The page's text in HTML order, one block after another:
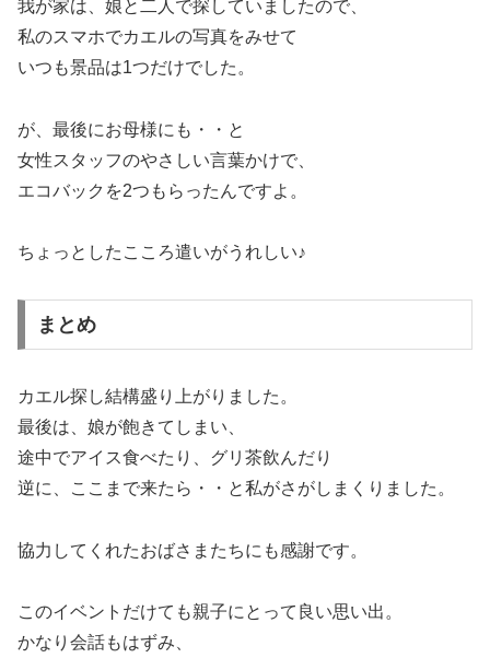
我が家は、娘と二人で探していましたので、
私のスマホでカエルの写真をみせて
いつも景品は1つだけでした。
が、最後にお母様にも・・と
女性スタッフのやさしい言葉かけで、
エコバックを2つもらったんですよ。
ちょっとしたこころ遣いがうれしい♪
まとめ
カエル探し結構盛り上がりました。
最後は、娘が飽きてしまい、
途中でアイス食べたり、グリ茶飲んだり
逆に、ここまで来たら・・と私がさがしまくりました。
協力してくれたおばさまたちにも感謝です。
このイベントだけても親子にとって良い思い出。
かなり会話もはずみ、